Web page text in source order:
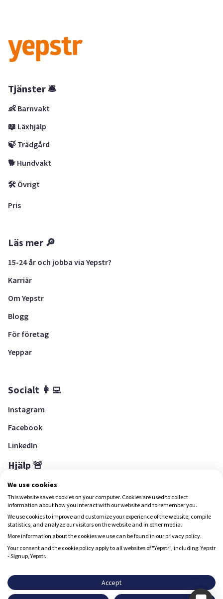
Tjänster 🛎
👶 Barnvakt
📖 Läxhjälp
🍃 Trädgård
🐕 Hundvakt
🛠 Övrigt
Pris
Läs mer 🔎
15-24 år och jobba via Yepstr?
Karriär
Om Yepstr
Blogg
För företag
Yeppar
Socialt 👩‍💻
Instagram
Facebook
LinkedIn
Hjälp 🚨
Hjälpcenter
Ladda ned Yepstr
Ladda ned Yepstr
Yepstr AB • Org. 556997-9817 • Skeppsbron 28, 111 30
upplevelse.
We use cookies
This website saves cookies on your computer. Cookies are used to collect
information about how you interact with our website and to remember you.
We use cookies to improve and customize your experience of the website, compile
statistics, and analyze our visitors on the website and in other media.
More information about the cookies we use can be found in our privacy policy.
Your consent and the cookie policy apply to all websites of "Yepstr", including: Yepstr
- Signup, Yepstr.
Accept